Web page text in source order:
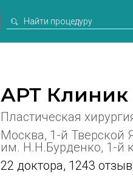
АРТ Клиник
Пластическая
Москва, 1-й Тверской
им. Н.Н.Бурденко, 1-й
22 доктора, 1243